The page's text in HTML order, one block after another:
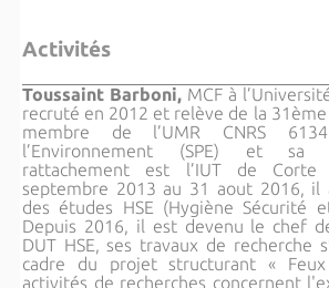
Activités
Toussaint Barboni,MCF à
recruté en 2012 et relève de la
membre de l’UMR CNRS
l’Environnement (SPE) et sa
rattachement est l’IUT de
septembre 2013 au 31 aout 2016,
des études HSE (Hygiène Sécurité
Depuis 2016, il est devenu le chef
DUT HSE, ses travaux de recherche
cadre du projet structurant «
activités de recherches concernent